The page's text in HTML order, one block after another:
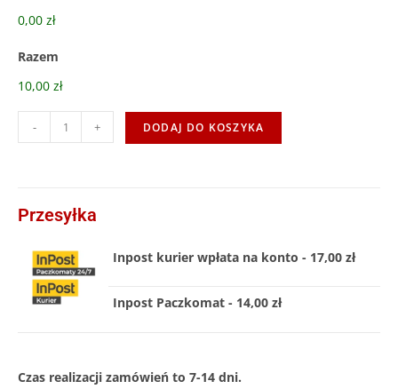
0,00 zł
Razem
10,00 zł
- + DODAJ DO KOSZYKA
Przesyłka
Inpost kurier wpłata na konto - 17,00 zł
Inpost Paczkomat - 14,00 zł
Czas realizacji zamówień to 7-14 dni.